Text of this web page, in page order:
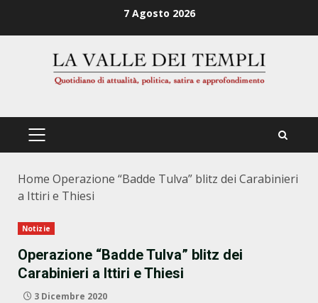
7 Agosto 2026
PRIMÄRES
Home Operazione “Badde Tulva” blitz dei Carabinieri
a Ittiri e Thiesi
Notizie
Operazione “Badde Tulva” blitz dei
Carabinieri a Ittiri e Thiesi
3 Dicembre 2020